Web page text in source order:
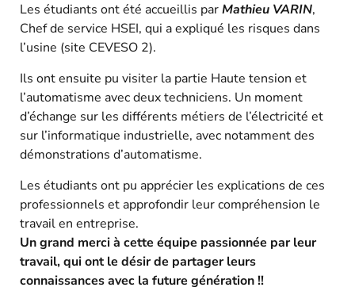
Les étudiants ont été accueillis parMathieu VARIN,
Chef de service HSEI, qui a expliqué les risques dans
l’usine (site CEVESO 2).
Ils ont ensuite pu visiter la partie Haute tension et
l’automatisme avec deux techniciens. Un moment
d’échange sur les différents métiers de l’électricité et
sur l’informatique industrielle, avec notamment des
démonstrations d’automatisme.
Les étudiants ont pu apprécier les explications de ces
professionnels et approfondir leur compréhension le
travail en entreprise.
Un grand merci à cette équipe passionnée par leur
travail, qui ont le désir de partager leurs
connaissances avec la future génération !!